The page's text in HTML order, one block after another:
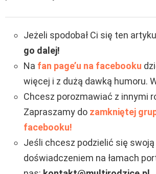
Jeżeli spodobał Ci się ten
go dalej!
Na fan page’u na facebooku
więcej i z dużą dawką humoru.
Chcesz porozmawiać z innymi
Zapraszamy do zamkniętej
facebooku!
Jeśli chcesz podzielić się
doświadczeniem na łamach